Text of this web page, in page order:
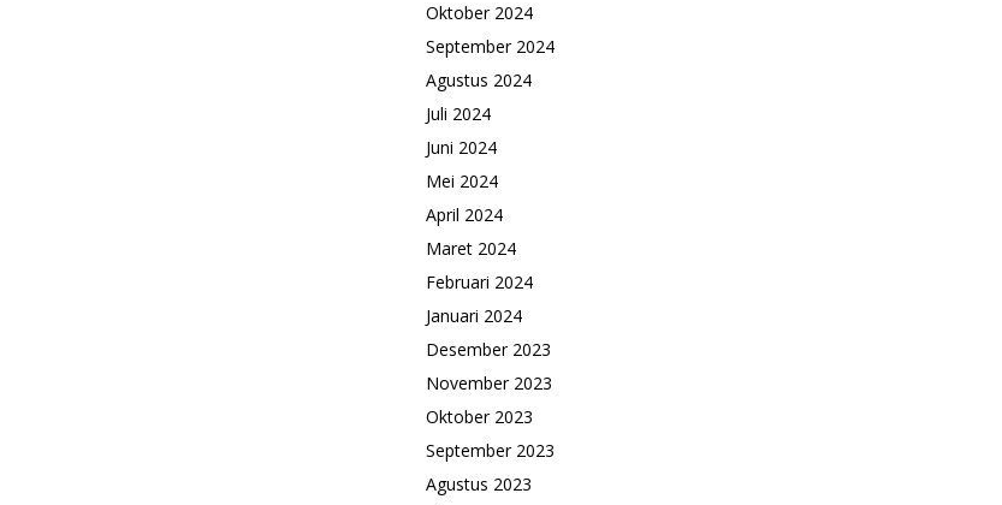
Oktober 2024
September 2024
Agustus 2024
Juli 2024
Juni 2024
Mei 2024
April 2024
Maret 2024
Februari 2024
Januari 2024
Desember 2023
November 2023
Oktober 2023
September 2023
Agustus 2023